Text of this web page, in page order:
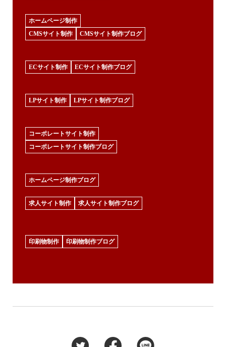
ホームページ制作
CMSサイト制作
CMSサイト制作ブログ
ECサイト制作 ECサイト制作ブログ
LPサイト制作 LPサイト制作ブログ
コーポレートサイト制作
コーポレートサイト制作ブログ
ホームページ制作ブログ
求人サイト制作 求人サイト制作ブログ
印刷物制作 印刷物制作ブログ